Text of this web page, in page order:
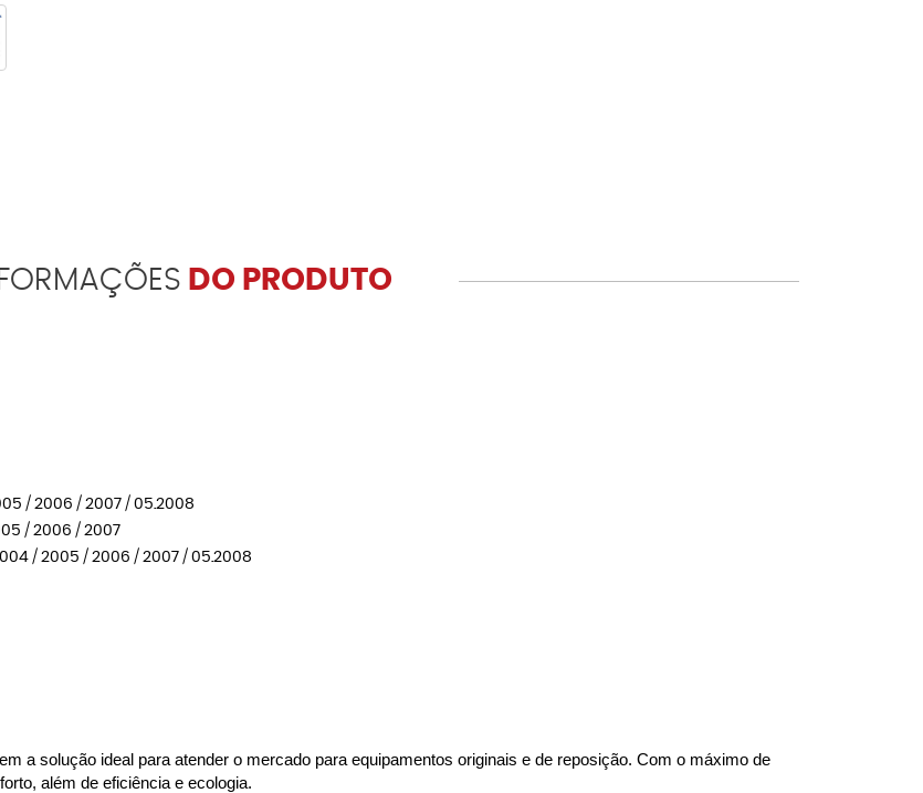
DO PRODUTO
/ 2006 / 2007 / 05.2008
/ 2006 / 2007
/ 2005 / 2006 / 2007 / 05.2008
a solução ideal para atender o mercado para equipamentos originais e de reposição. Com o máximo de
além de eficiência e ecologia.